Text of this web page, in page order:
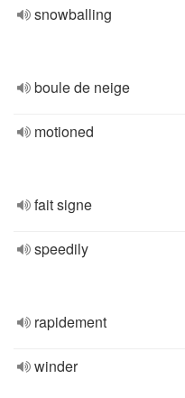
snowballing
boule de neige
motioned
fait signe
speedily
rapidement
winder